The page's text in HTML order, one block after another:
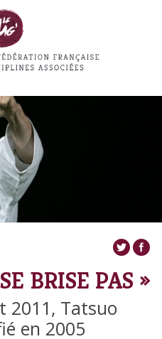
BRISE PAS »
2011, Tatsuo
en 2005